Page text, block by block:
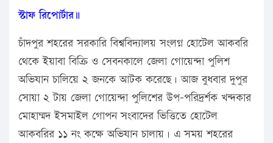
স্টাফ রিপোর্টার॥
চাঁদপুর শহরের সরকারি বিশ্ববিদ্যালয় সংলগ্ন হোটেল আকবরি
থেকে ইয়াবা বিক্রি ও সেবনকালে জেলা গোয়েন্দা পুলিশ
অভিযান চালিয়ে ২ জনকে আটক করেছে। আজ বুধবার দুপুর
সোয়া ২ টায় জেলা গোয়েন্দা পুলিশের উপ-পরিদর্র্শক খন্দকার
মোহাম্মদ ইসমাইল গোপন সংবাদের ভিত্তিতে হোটেল
আকবরির ১১ নং কক্ষে অভিযান চালায়। এ সময় শহরের